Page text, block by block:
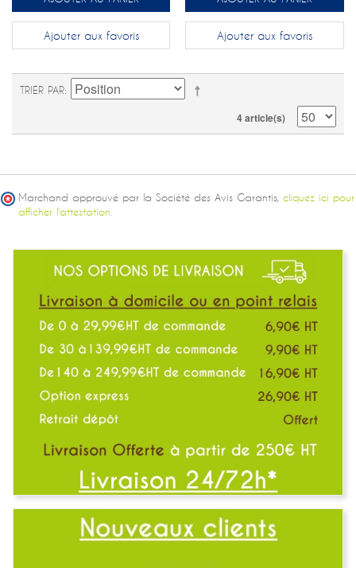
Ajouter aux favoris Ajouter aux favoris
TRIER PAR
4 article(s)
Marchand approuvé par la Société des Avis Garantis, cliquez ici pour
afficher l'attestation.